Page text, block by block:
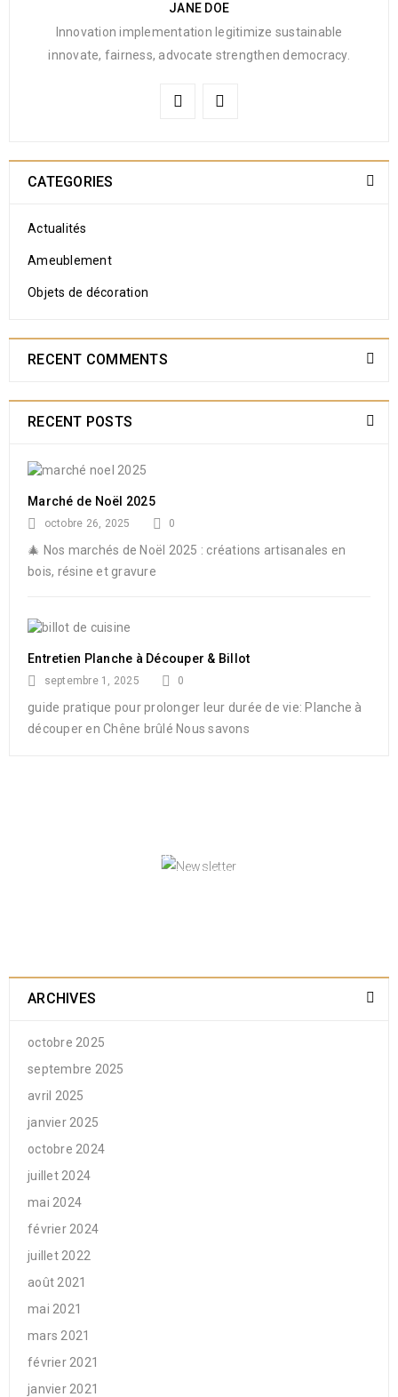
JANE DOE
Innovation implementation legitimize sustainable
innovate, fairness, advocate strengthen democracy.
CATEGORIES
Actualités
Ameublement
Objets de décoration
RECENT COMMENTS
RECENT POSTS
Marché de Noël 2025
octobre 26, 2025 0
🎄 Nos marchés de Noël 2025 : créations artisanales en
bois, résine et gravure
Entretien Planche à Découper & Billot
septembre 1, 2025 0
guide pratique pour prolonger leur durée de vie: Planche à
découper en Chêne brûlé Nous savons
Enjoy our newsletter to stay updated with the
latest news and special sales. Let's your email
ARCHIVES
octobre 2025
septembre 2025
avril 2025
janvier 2025
octobre 2024
juillet 2024
mai 2024
février 2024
juillet 2022
août 2021
mai 2021
mars 2021
février 2021
janvier 2021